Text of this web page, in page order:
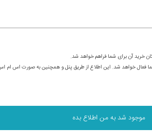
خرید آن برای شما فراهم خواهد شد.
شما فعال خواهد شد. این اطلاع از طریق پنل و همچنین به صورت اس ام
موجود شد به من اطلاع بده